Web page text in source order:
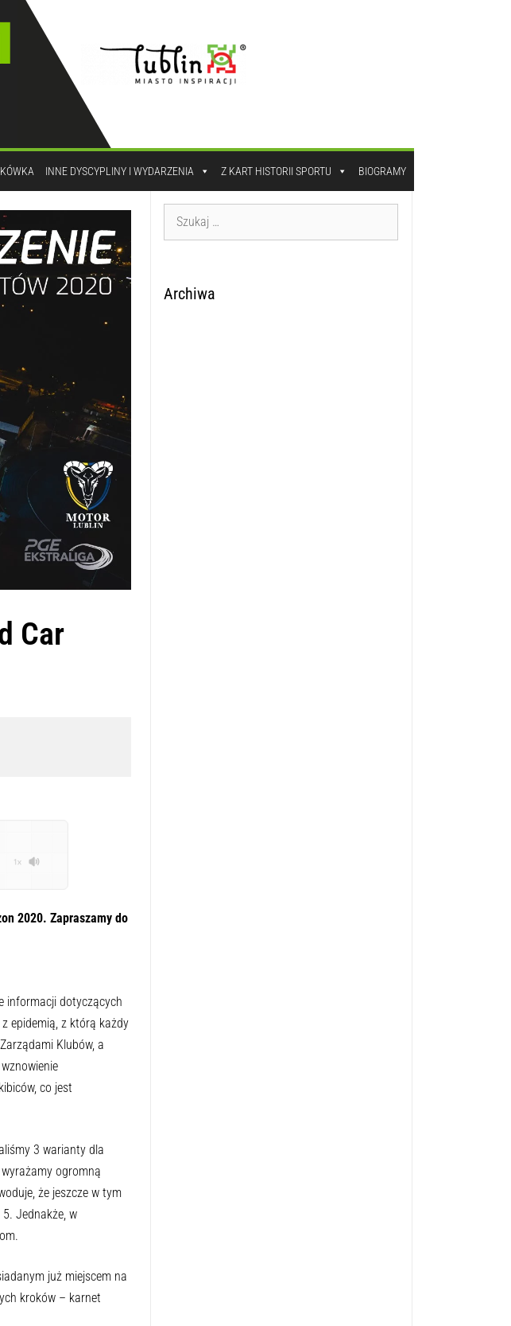
INNE DYSCYPLINY I WYDARZENIA Z KART HISTORII SPORTU BIOGRAMY
Car
-:--
2020. Zapraszamy do
informacji dotyczących
epidemią, z którą każdy
Klubów, a
co jest
3 warianty dla
ogromną
że jeszcze w tym
Jednakże, w
już miejscem na
kroków – karnet
Archiwa